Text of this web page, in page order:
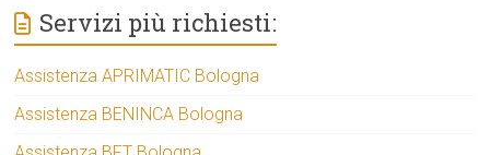
Servizi più richiesti:
Assistenza APRIMATIC Bologna
Assistenza BENINCA Bologna